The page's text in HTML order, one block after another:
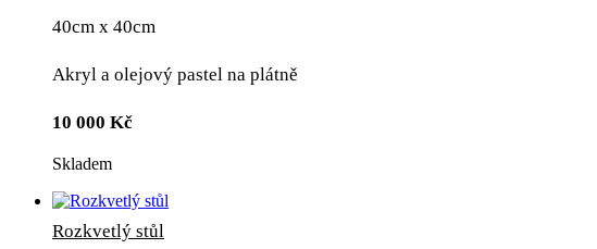
40cm x 40cm
Akryl a olejový pastel na plátně
10 000 Kč
Skladem
Rozkvetlý stůl